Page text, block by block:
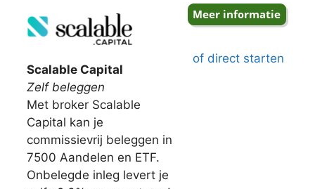
Scalable Capital
Zelf beleggen
Met broker Scalable
Capital kan je
commissievrij beleggen in
7500 Aandelen en ETF.
Onbelegde inleg levert je
of direct starten